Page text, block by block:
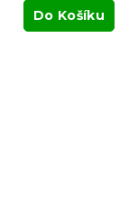
Do Košíku